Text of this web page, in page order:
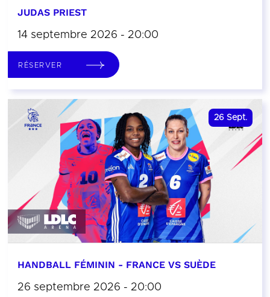
JUDAS PRIEST
14 septembre 2026 - 20:00
RÉSERVER
26 Sept.
HANDBALL FÉMININ - FRANCE VS SUÈDE
26 septembre 2026 - 20:00